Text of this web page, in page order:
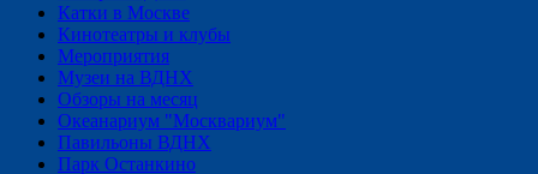
Катки в Москве
Кинотеатры и клубы
Мероприятия
Музеи на ВДНХ
Обзоры на месяц
Океанариум "Москвариум"
Павильоны ВДНХ
Парк Останкино